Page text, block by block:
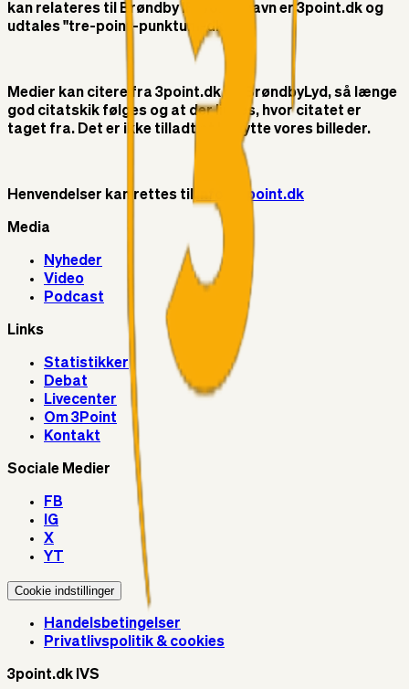
kan relateres til Brøndby IF. Vores navn er 3point.dk og
udtales "tre-point-punktum-dk"
Medier kan citere fra 3point.dk og BrøndbyLyd, så længe
god citatskik følges og at der linkes, hvor citatet er
taget fra. Det er ikke tilladt at benytte vores billeder.
Henvendelser kan rettes til info@3point.dk
Media
Nyheder
Video
Podcast
Links
Statistikker
Debat
Livecenter
Om 3Point
Kontakt
Sociale Medier
FB
IG
X
YT
Cookie indstillinger
Handelsbetingelser
Privatlivspolitik & cookies
3point.dk IVS